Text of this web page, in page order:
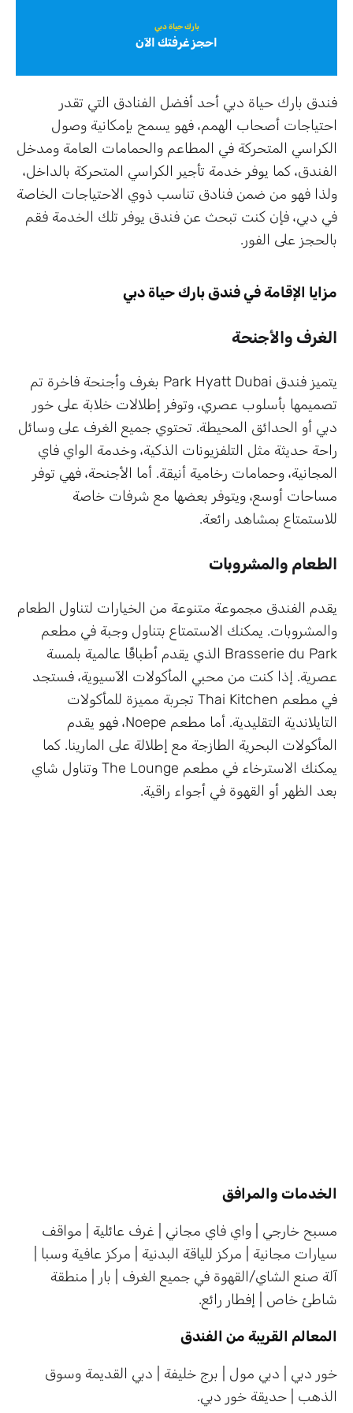
بارك حياة دبي
احجز غرفتك الآن
فندق بارك حياة دبي أحد أفضل الفنادق التي تقدر
احتياجات أصحاب الهمم، فهو يسمح بإمكانية وصول
الكراسي المتحركة في المطاعم والحمامات العامة ومدخل
الفندق، كما يوفر خدمة تأجير الكراسي المتحركة بالداخل،
ولذا فهو من ضمن فنادق تناسب ذوي الاحتياجات الخاصة
في دبي، فإن كنت تبحث عن فندق يوفر تلك الخدمة فقم
بالحجز على الفور.
مزايا الإقامة في فندق بارك حياة دبي
الغرف والأجنحة
يتميز فندق Park Hyatt Dubai بغرف وأجنحة فاخرة تم
تصميمها بأسلوب عصري، وتوفر إطلالات خلابة على خور
دبي أو الحدائق المحيطة. تحتوي جميع الغرف على وسائل
راحة حديثة مثل التلفزيونات الذكية، وخدمة الواي فاي
المجانية، وحمامات رخامية أنيقة. أما الأجنحة، فهي توفر
مساحات أوسع، ويتوفر بعضها مع شرفات خاصة
للاستمتاع بمشاهد رائعة.
الطعام والمشروبات
يقدم الفندق مجموعة متنوعة من الخيارات لتناول الطعام
والمشروبات. يمكنك الاستمتاع بتناول وجبة في مطعم
Brasserie du Park الذي يقدم أطباقًا عالمية بلمسة
عصرية. إذا كنت من محبي المأكولات الآسيوية، فستجد
في مطعم Thai Kitchen تجربة مميزة للمأكولات
التايلاندية التقليدية. أما مطعم Noepe، فهو يقدم
المأكولات البحرية الطازجة مع إطلالة على المارينا. كما
يمكنك الاسترخاء في مطعم The Lounge وتناول شاي
بعد الظهر أو القهوة في أجواء راقية.
الخدمات والمرافق
مسبح خارجي | واي فاي مجاني | غرف عائلية | مواقف
سيارات مجانية | مركز للياقة البدنية | مركز عافية وسبا |
آلة صنع الشاي/القهوة في جميع الغرف | بار | منطقة
شاطئ خاص | إفطار رائع.
المعالم القريبة من الفندق
خور دبي | دبي مول | برج خليفة | دبي القديمة وسوق
الذهب | حديقة خور دبي.